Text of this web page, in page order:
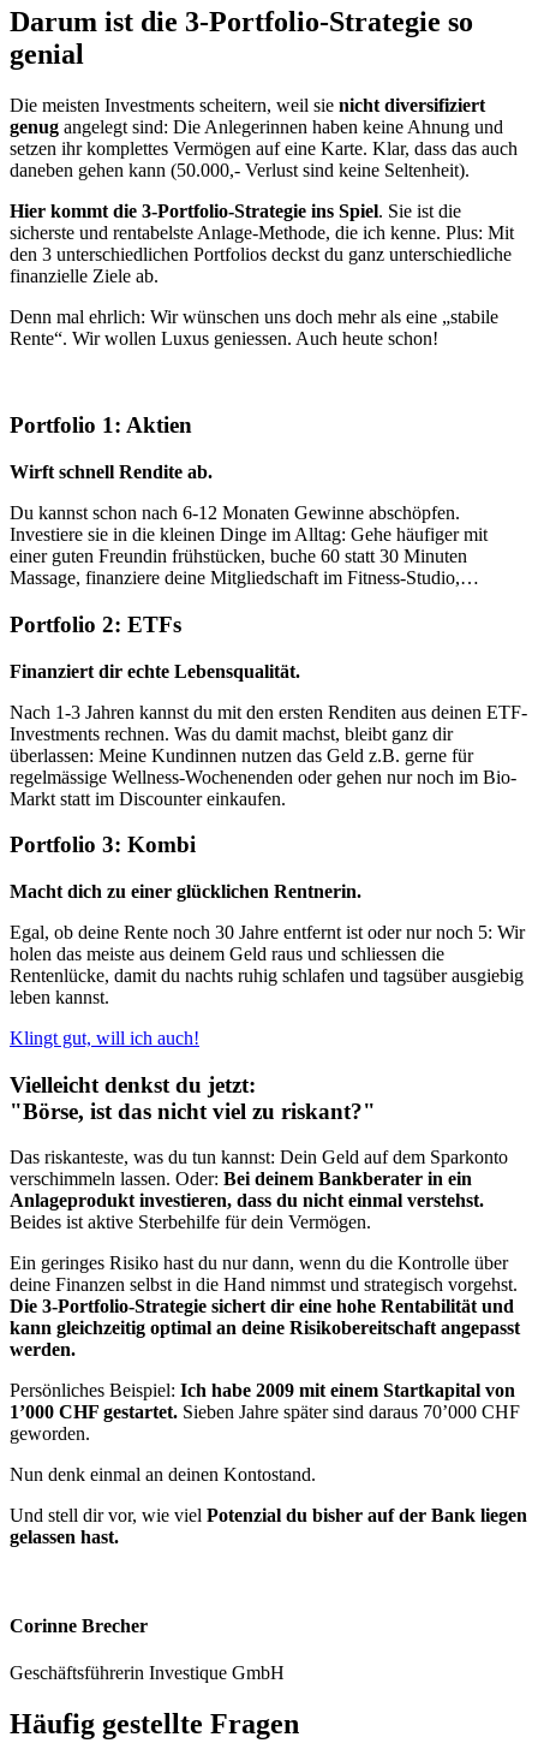
Darum ist die 3-Portfolio-Strategie so
genial
Die meisten Investments scheitern, weil sie nicht diversifiziert
genug angelegt sind: Die Anlegerinnen haben keine Ahnung und
setzen ihr komplettes Vermögen auf eine Karte. Klar, dass das auch
daneben gehen kann (50.000,- Verlust sind keine Seltenheit).
Hier kommt die 3-Portfolio-Strategie ins Spiel. Sie ist die
sicherste und rentabelste Anlage-Methode, die ich kenne. Plus: Mit
den 3 unterschiedlichen Portfolios deckst du ganz unterschiedliche
finanzielle Ziele ab.
Denn mal ehrlich: Wir wünschen uns doch mehr als eine „stabile
Rente“. Wir wollen Luxus geniessen. Auch heute schon!
Portfolio 1: Aktien
Wirft schnell Rendite ab.
Du kannst schon nach 6-12 Monaten Gewinne abschöpfen.
Investiere sie in die kleinen Dinge im Alltag: Gehe häufiger mit
einer guten Freundin frühstücken, buche 60 statt 30 Minuten
Massage, finanziere deine Mitgliedschaft im Fitness-Studio,…
Portfolio 2: ETFs
Finanziert dir echte Lebensqualität.
Nach 1-3 Jahren kannst du mit den ersten Renditen aus deinen ETF-
Investments rechnen. Was du damit machst, bleibt ganz dir
überlassen: Meine Kundinnen nutzen das Geld z.B. gerne für
regelmässige Wellness-Wochenenden oder gehen nur noch im Bio-
Markt statt im Discounter einkaufen.
Portfolio 3: Kombi
Macht dich zu einer glücklichen Rentnerin.
Egal, ob deine Rente noch 30 Jahre entfernt ist oder nur noch 5: Wir
holen das meiste aus deinem Geld raus und schliessen die
Rentenlücke, damit du nachts ruhig schlafen und tagsüber ausgiebig
leben kannst.
Klingt gut, will ich auch!
Vielleicht denkst du jetzt:
"Börse, ist das nicht viel zu riskant?"
Das riskanteste, was du tun kannst: Dein Geld auf dem Sparkonto
verschimmeln lassen. Oder: Bei deinem Bankberater in ein
Anlageprodukt investieren, dass du nicht einmal verstehst.
Beides ist aktive Sterbehilfe für dein Vermögen.
Ein geringes Risiko hast du nur dann, wenn du die Kontrolle über
deine Finanzen selbst in die Hand nimmst und strategisch vorgehst.
Die 3-Portfolio-Strategie sichert dir eine hohe Rentabilität und
kann gleichzeitig optimal an deine Risikobereitschaft angepasst
werden.
Persönliches Beispiel: Ich habe 2009 mit einem Startkapital von
1’000 CHF gestartet. Sieben Jahre später sind daraus 70’000 CHF
geworden.
Nun denk einmal an deinen Kontostand.
Und stell dir vor, wie viel Potenzial du bisher auf der Bank liegen
gelassen hast.
Corinne Brecher
Geschäftsführerin Investique GmbH
Häufig gestellte Fragen